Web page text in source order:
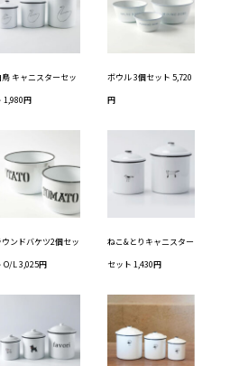
鳥 キャニスターセッ
1,980円
ボウル 3個セット 5,720
円
ウンドバケツ2個セッ
O/L 3,025円
ねこ&とりキャニスター
セット 1,430円